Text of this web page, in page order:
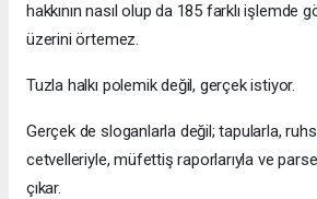
hakkının nasıl olup da 185 farklı işlemde
üzerini örtemez.
Tuzla halkı polemik değil, gerçek istiyor.
Gerçek de sloganlarla değil; tapularla,
cetvelleriyle, müfettiş raporlarıyla ve
çıkar.